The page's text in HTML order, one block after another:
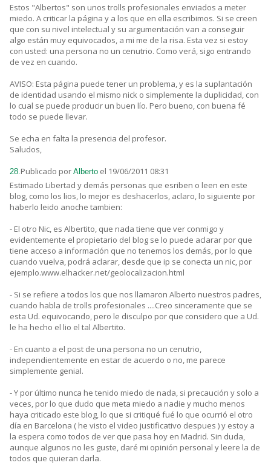
Estos "Albertos" son unos trolls profesionales enviados a meter
miedo. A criticar la página y a los que en ella escribimos. Si se creen
que con su nivel intelectual y su argumentación van a conseguir
algo están muy equivocados, a mi me de la risa. Esta vez si estoy
con usted: una persona no un cenutrio. Como verá, sigo entrando
de vez en cuando.
AVISO: Esta página puede tener un problema, y es la suplantación
de identidad usando el mismo nick o simplemente la duplicidad, con
lo cual se puede producir un buen lío. Pero bueno, con buena fé
todo se puede llevar.
Se echa en falta la presencia del profesor.
Saludos,
28.Publicado por Alberto el 19/06/2011 08:31
Estimado Libertad y demás personas que esriben o leen en este
blog, como los lios, lo mejor es deshacerlos, aclaro, lo siguiente por
haberlo leido anoche tambien:
- El otro Nic, es Albertito, que nada tiene que ver conmigo y
evidentemente el propietario del blog se lo puede aclarar por que
tiene acceso a información que no tenemos los demás, por lo que
cuando vuelva, podrá aclarar, desde que ip se conecta un nic, por
ejemplo.www.elhacker.net/geolocalizacion.html
- Si se refiere a todos los que nos llamaron Alberto nuestros padres,
cuando habla de trolls profesionales ....Creo sinceramente que se
esta Ud. equivocando, pero le disculpo por que considero que a Ud.
le ha hecho el lio el tal Albertito.
- En cuanto a el post de una persona no un cenutrio,
independientemente en estar de acuerdo o no, me parece
simplemente genial.
- Y por último nunca he tenido miedo de nada, si precaución y solo a
veces, por lo que dudo que meta miedo a nadie y mucho menos
haya criticado este blog, lo que si critiqué fué lo que ocurrió el otro
día en Barcelona ( he visto el video justificativo despues ) y estoy a
la espera como todos de ver que pasa hoy en Madrid. Sin duda,
aunque algunos no les guste, daré mi opinión personal y leere la de
todos que quieran darla.